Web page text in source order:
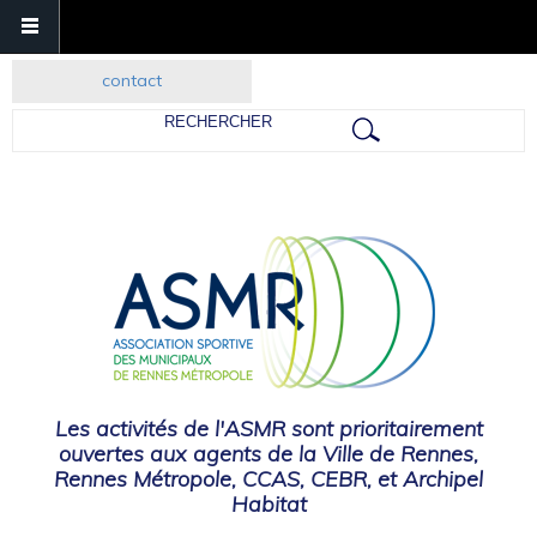
contact
Rechercher
Les activités de l'ASMR sont prioritairement
ouvertes aux agents de la Ville de Rennes,
Rennes Métropole, CCAS, CEBR, et Archipel
Habitat